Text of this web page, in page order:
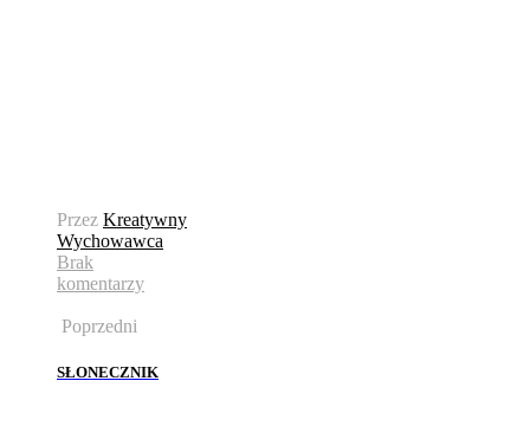
Przez Kreatywny
Wychowawca
Brak
komentarzy
Poprzedni
SŁONECZNIK